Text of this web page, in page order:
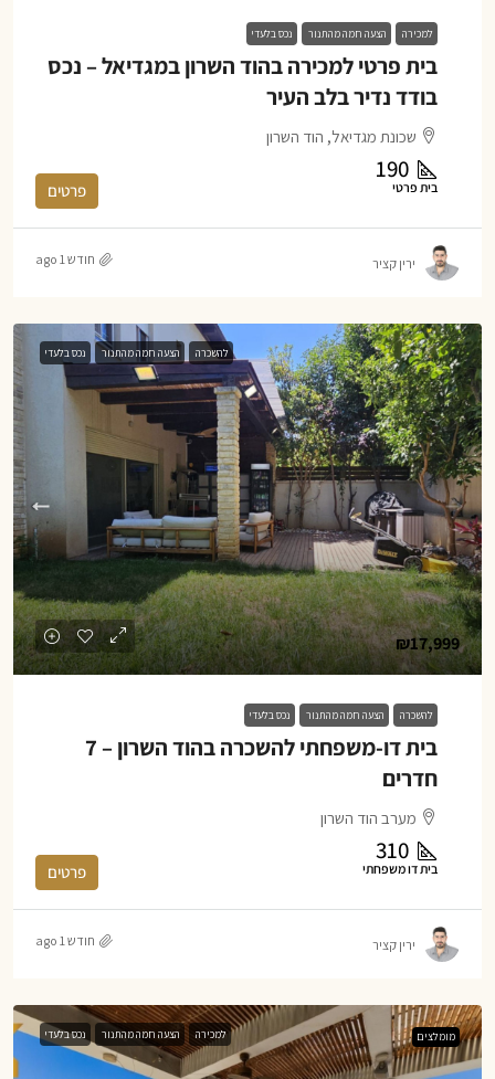
למכירה הצעה חמה מהתנור נכס בלעדי
בית פרטי למכירה בהוד השרון במגדיאל – נכס
בודד נדיר בלב העיר
שכונת מגדיאל, הוד השרון
190
בית פרטי פרטים
ירין קציר חודש 1 ago
להשכרה הצעה חמה מהתנור נכס בלעדי
₪17,999
להשכרה הצעה חמה מהתנור נכס בלעדי
בית דו-משפחתי להשכרה בהוד השרון – 7
חדרים
מערב הוד השרון
310
בית דו משפחתי פרטים
ירין קציר חודש 1 ago
מומלצים למכירה הצעה חמה מהתנור נכס בלעדי